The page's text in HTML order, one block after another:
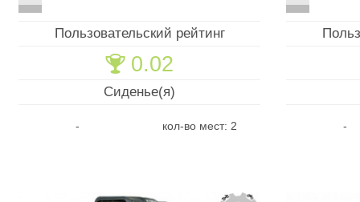
Пользовательский рейтинг
🏆 0.02
Сиденье(я)
- кол-во мест: 2 -